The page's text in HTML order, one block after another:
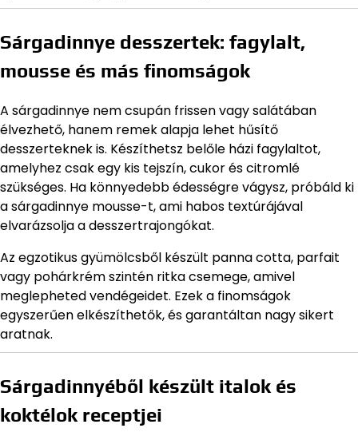
Sárgadinnye desszertek: fagylalt,
mousse és más finomságok
A sárgadinnye nem csupán frissen vagy salátában
élvezhető, hanem remek alapja lehet hűsítő
desszerteknek is. Készíthetsz belőle házi fagylaltot,
amelyhez csak egy kis tejszín, cukor és citromlé
szükséges. Ha könnyedebb édességre vágysz, próbáld ki
a sárgadinnye mousse-t, ami habos textúrájával
elvarázsolja a desszertrajongókat.
Az egzotikus gyümölcsből készült panna cotta, parfait
vagy pohárkrém szintén ritka csemege, amivel
meglepheted vendégeidet. Ezek a finomságok
egyszerűen elkészíthetők, és garantáltan nagy sikert
aratnak.
Sárgadinnyéből készült italok és
koktélok receptjei